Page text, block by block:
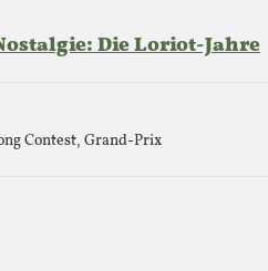
Die Loriot-Jahre
Contest, Grand-Prix